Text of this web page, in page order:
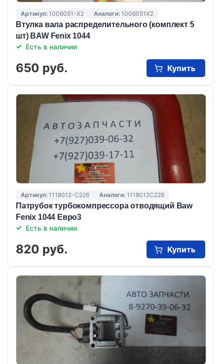
Артикул: 1006051-X2 Аналоги: 1006051X2
Втулка вала распределительного (комплект 5
шт) BAW Fenix 1044
Есть в наличии
650 руб. Купить
Артикул: 1118012-C226 Аналоги: 1118012C226
Патрубок турбокомпрессора отводящий Baw
Fenix 1044 Евро3
Есть в наличии
820 руб. Купить